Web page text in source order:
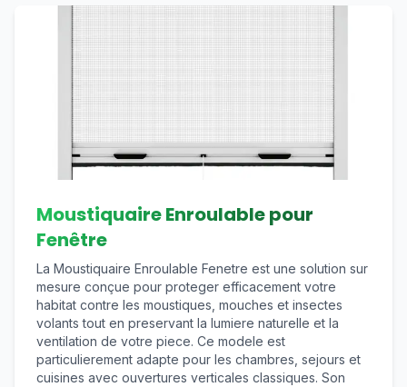
Moustiquaire Enroulable pour
Fenêtre
La Moustiquaire Enroulable Fenetre est une solution sur
mesure conçue pour proteger efficacement votre
habitat contre les moustiques, mouches et insectes
volants tout en preservant la lumiere naturelle et la
ventilation de votre piece. Ce modele est
particulierement adapte pour les chambres, sejours et
cuisines avec ouvertures verticales classiques. Son